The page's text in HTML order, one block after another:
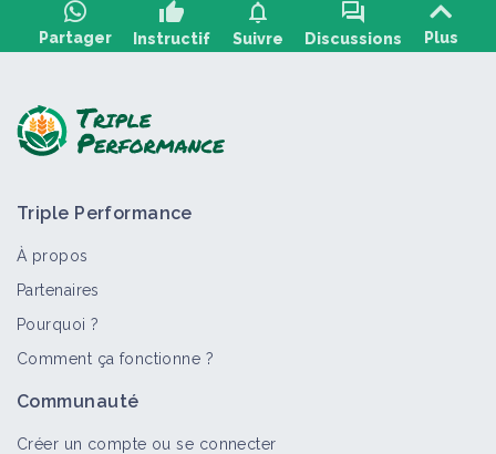
Partager
thumb_up
Instructif
notifications
Suivre
forum
Discussions Plus
Triple Performance
À propos
Partenaires
Pourquoi ?
Comment ça fonctionne ?
Communauté
Créer un compte ou se connecter